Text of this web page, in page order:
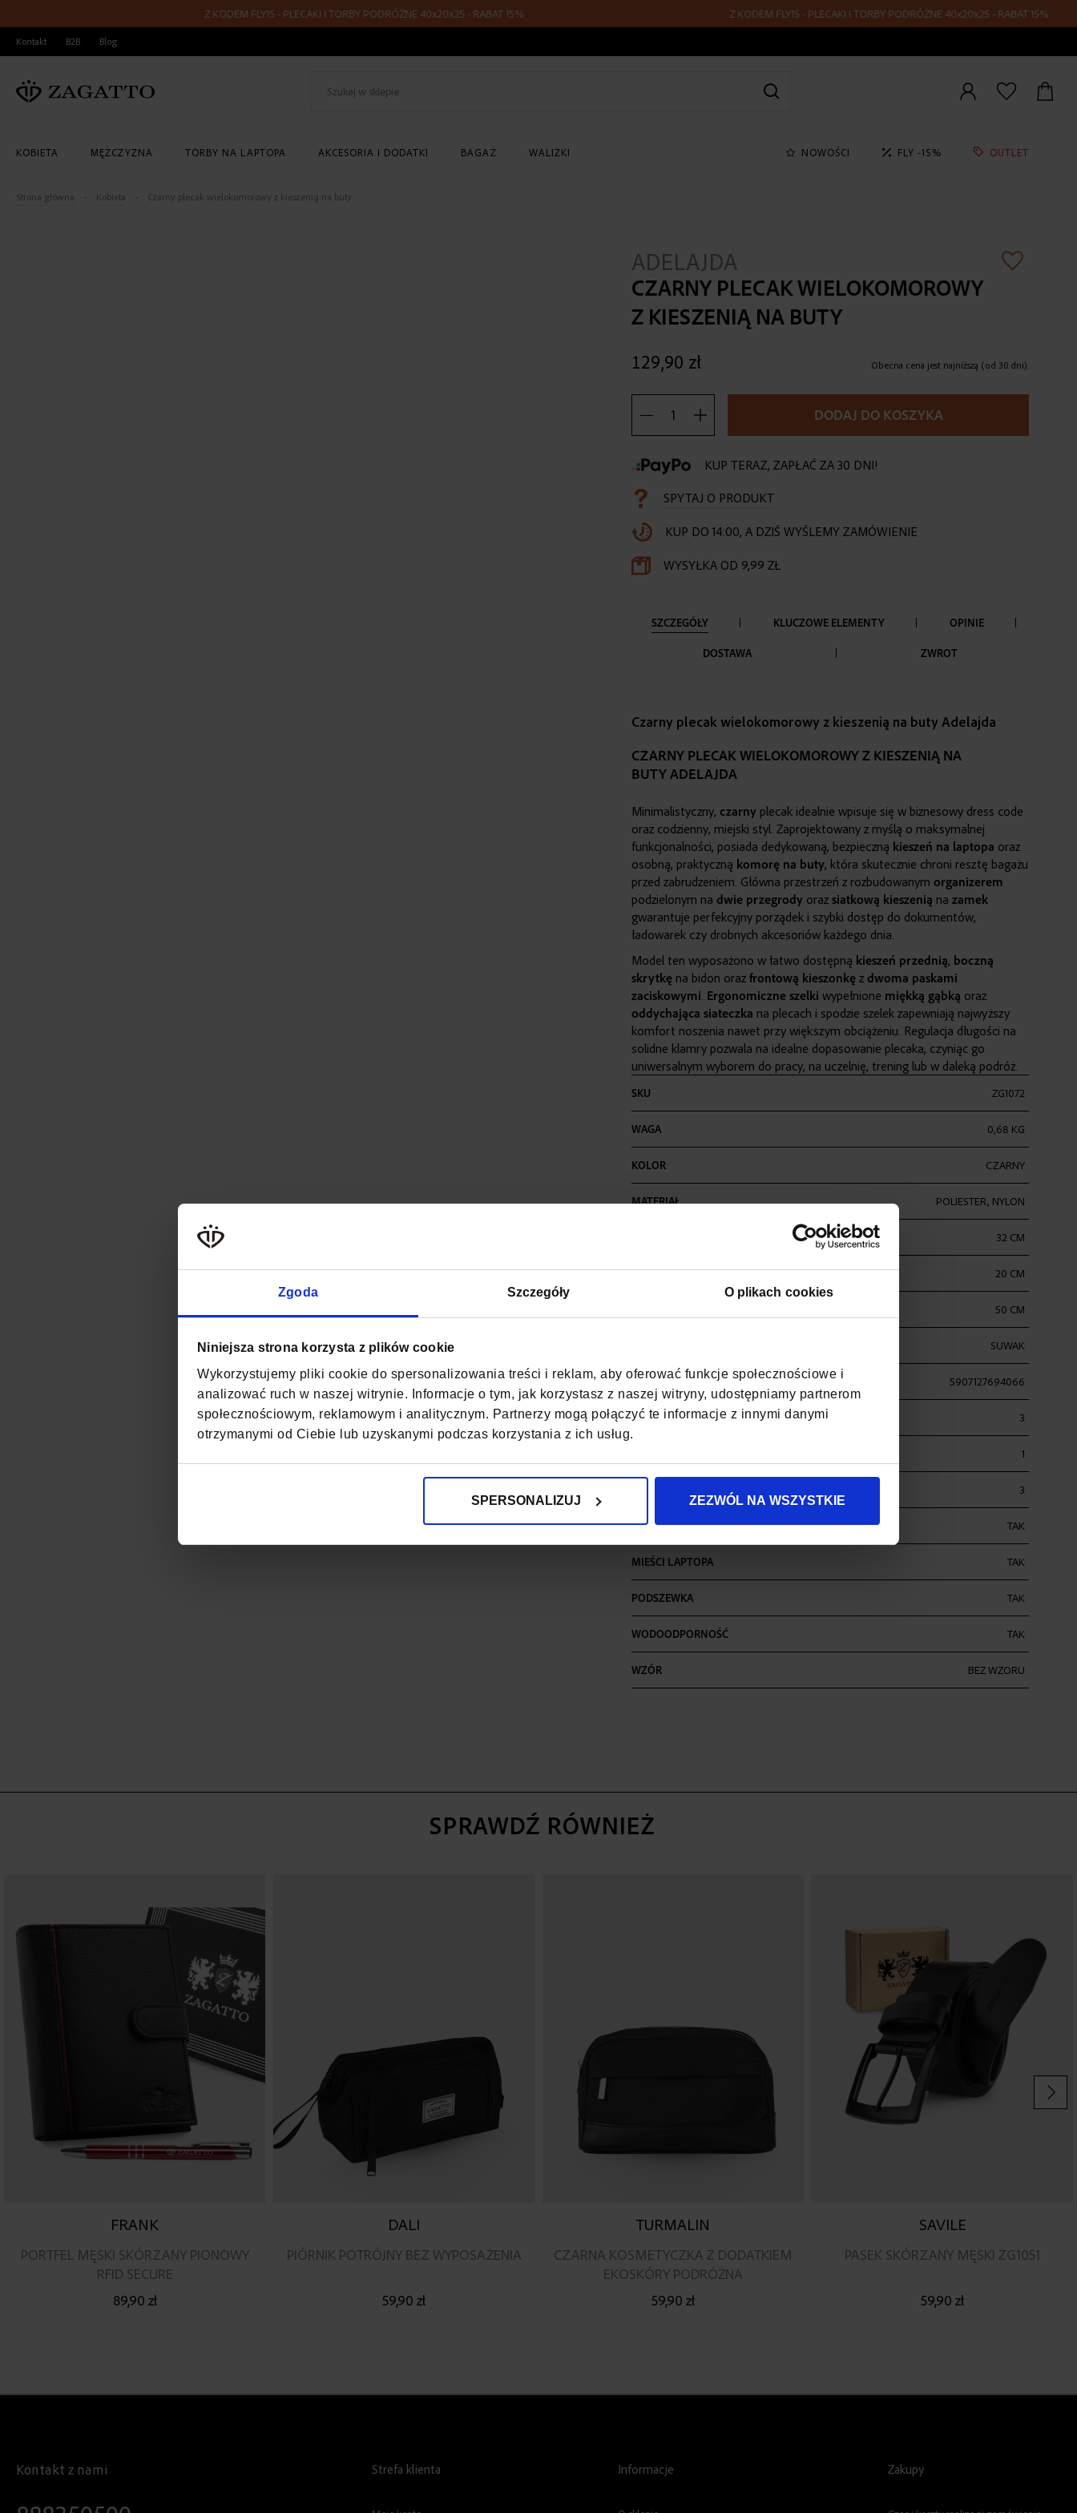
Zgoda Szczegóły O plikach cookies
Niniejsza strona korzysta z plików cookie
Wykorzystujemy pliki cookie do spersonalizowania treści i reklam, aby oferować funkcje społecznościowe i
analizować ruch w naszej witrynie. Informacje o tym, jak korzystasz z naszej witryny, udostępniamy partnerom
społecznościowym, reklamowym i analitycznym. Partnerzy mogą połączyć te informacje z innymi danymi
otrzymanymi od Ciebie lub uzyskanymi podczas korzystania z ich usług.
SPERSONALIZUJ ZEZWÓL NA WSZYSTKIE
Z KODEM FLY15 - PLECAKI I TORBY PODRÓŻNE 40x20x25 - RABAT 15% Z KODEM FLY15 - PLECAKI I TORBY PODRÓŻNE 40x20x25 - RABAT 15%
PRZEJDŹ
DO
Kontakt B2B Blog
KOBIETA MĘŻCZYZNA TORBY NA LAPTOPA AKCESORIA I DODATKI BAGAŻ WALIZKI NOWOŚCI FLY -15% OUTLET
Strona główna Kobieta Czarny plecak wielokomorowy z kieszenią na buty
ADELAJDA
CZARNY PLECAK WIELOKOMOROWY
Z KIESZENIĄ NA BUTY
Obecna cena jest najniższą (od 30 dni).
129,90 zł
DODAJ DO KOSZYKA
KUP TERAZ, ZAPŁAĆ ZA 30 DNI!
SPYTAJ O PRODUKT
KUP DO 14:00, A DZIŚ WYŚLEMY ZAMÓWIENIE
WYSYŁKA OD 9,99 ZŁ
SZCZEGÓŁY KLUCZOWE ELEMENTY OPINIE
DOSTAWA ZWROT
Czarny plecak wielokomorowy z kieszenią na buty Adelajda
CZARNY PLECAK WIELOKOMOROWY Z KIESZENIĄ NA
BUTY ADELAJDA
Minimalistyczny, czarny plecak idealnie wpisuje się w biznesowy dress code
oraz codzienny, miejski styl. Zaprojektowany z myślą o maksymalnej
funkcjonalności, posiada dedykowaną, bezpieczną kieszeń na laptopa oraz
osobną, praktyczną komorę na buty, która skutecznie chroni resztę bagażu
przed zabrudzeniem. Główna przestrzeń z rozbudowanym organizerem
podzielonym na dwie przegrody oraz siatkową kieszenią na zamek
gwarantuje perfekcyjny porządek i szybki dostęp do dokumentów,
ładowarek czy drobnych akcesoriów każdego dnia.
Model ten wyposażono w łatwo dostępną kieszeń przednią, boczną
skrytkę na bidon oraz frontową kieszonkę z dwoma paskami
zaciskowymi. Ergonomiczne szelki wypełnione miękką gąbką oraz
oddychająca siateczka na plecach i spodzie szelek zapewniają najwyższy
komfort noszenia nawet przy większym obciążeniu. Regulacja długości na
solidne klamry pozwala na idealne dopasowanie plecaka, czyniąc go
uniwersalnym wyborem do pracy, na uczelnię, trening lub w daleką podróż.
informacji
SKU ZG1072
WAGA 0,68 KG
KOLOR CZARNY
MATERIAŁ POLIESTER, NYLON
32 CM
GŁĘBOKOŚĆ 20 CM
50 CM
SUWAK
KOD EAN 5907127694066
ILOŚĆ KOMÓR 3
1
3
MIEŚCI FORMAT A4 TAK
MIEŚCI LAPTOPA TAK
PODSZEWKA TAK
WODOODPORNOŚĆ TAK
WZÓR BEZ WZORU
SPRAWDŹ RÓWNIEŻ
FRANK
PORTFEL MĘSKI SKÓRZANY PIONOWY
RFID SECURE
89,90 zł
DALI
PIÓRNIK POTRÓJNY BEZ WYPOSAŻENIA
59,90 zł
TURMALIN
CZARNA KOSMETYCZKA Z DODATKIEM
EKOSKÓRY PODRÓŻNA
59,90 zł
SAVILE
PASEK SKÓRZANY MĘSKI ZG1051
59,90 zł
Kontakt z nami Strefa klienta Informacje Zakupy